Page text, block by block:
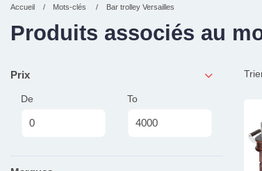
Accueil Mots-clés Bar trolley Versailles
Produits associés au
Prix
De To